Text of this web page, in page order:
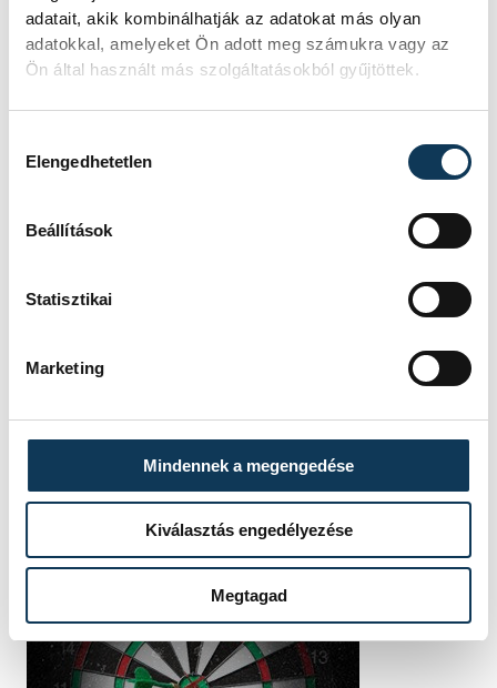
adatait, akik kombinálhatják az adatokat más olyan
adatokkal, amelyeket Ön adott meg számukra vagy az
Ön által használt más szolgáltatásokból gyűjtöttek.
Elengedhetetlen
Beállítások
Statisztikai
Marketing
Mindennek a megengedése
Kiválasztás engedélyezése
Megtagad
Tornavölgyi Krisztián
FOTÓS
Bálint